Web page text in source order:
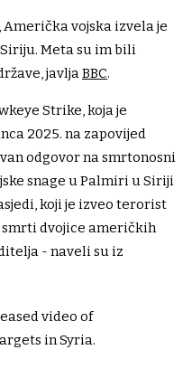
, Američka vojska izvela je
Meta su im bili
javljaBBC.
Strike, koja je
2025. na zapovijed
odgovor na smrtonosni
snage u Palmiri u Siriji
koji je izveo terorist
dvojice američkih
- naveli su iz
video of
in Syria.